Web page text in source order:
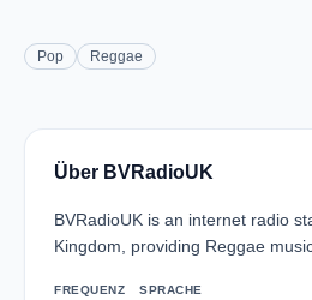
Pop Reggae
Über BVRadioUK
BVRadioUK is an internet radio
Kingdom, providing Reggae
FREQUENZ SPRACHE